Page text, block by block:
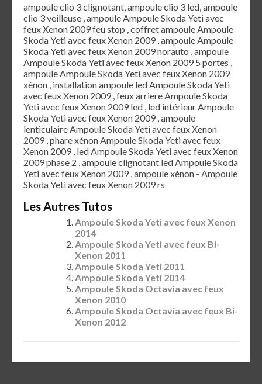
ampoule clio 3 clignotant, ampoule clio 3 led, ampoule
clio 3 veilleuse , ampoule Ampoule Skoda Yeti avec
feux Xenon 2009 feu stop , coffret ampoule Ampoule
Skoda Yeti avec feux Xenon 2009 , ampoule Ampoule
Skoda Yeti avec feux Xenon 2009 norauto , ampoule
Ampoule Skoda Yeti avec feux Xenon 2009 5 portes ,
ampoule Ampoule Skoda Yeti avec feux Xenon 2009
xénon , installation ampoule led Ampoule Skoda Yeti
avec feux Xenon 2009 , feux arriere Ampoule Skoda
Yeti avec feux Xenon 2009 led , led intérieur Ampoule
Skoda Yeti avec feux Xenon 2009 , ampoule
lenticulaire Ampoule Skoda Yeti avec feux Xenon
2009 , phare xénon Ampoule Skoda Yeti avec feux
Xenon 2009 , led Ampoule Skoda Yeti avec feux Xenon
2009 phase 2 , ampoule clignotant led Ampoule Skoda
Yeti avec feux Xenon 2009 , ampoule xénon - Ampoule
Skoda Yeti avec feux Xenon 2009 rs
Les Autres Tutos
Ampoule Skoda Yeti avec feux Xenon
2014
Ampoule Skoda Yeti avec feux Bi-
Xenon 2011
Ampoule Skoda Yeti 2011
Ampoule Skoda Yeti 2014
Ampoule Skoda Octavia avec feux
Xenon 2010
Ampoule Skoda Octavia avec feux Bi-
Xenon 2012